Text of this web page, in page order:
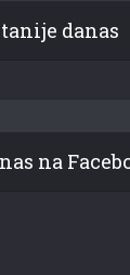
danas
na